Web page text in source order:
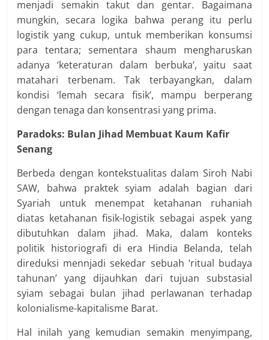
menjadi semakin takut dan gentar. Bagaimana
mungkin, secara logika bahwa perang itu perlu
logistik yang cukup, untuk memberikan konsumsi
para tentara; sementara shaum mengharuskan
adanya ‘keteraturan dalam berbuka’, yaitu saat
matahari terbenam. Tak terbayangkan, dalam
kondisi ‘lemah secara fisik’, mampu berperang
dengan tenaga dan konsentrasi yang prima.
Paradoks: Bulan Jihad Membuat Kaum Kafir
Senang
Berbeda dengan kontekstualitas dalam Siroh Nabi
SAW, bahwa praktek syiam adalah bagian dari
Syariah untuk menempat ketahanan ruhaniah
diatas ketahanan fisik-logistik sebagai aspek yang
dibutuhkan dalam jihad. Maka, dalam konteks
politik historiografi di era Hindia Belanda, telah
direduksi mennjadi sekedar sebuah ‘ritual budaya
tahunan’ yang dijauhkan dari tujuan substasial
syiam sebagai bulan jihad perlawanan terhadap
kolonialisme-kapitalisme Barat.
Hal inilah yang kemudian semakin menyimpang,